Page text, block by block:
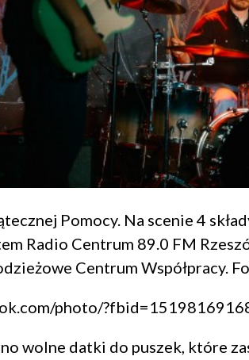
Pomocy. Na scenie 4
Radio Centrum 89.0 FM
Centrum Współpracy.
photo/
wolne datki do puszek, które